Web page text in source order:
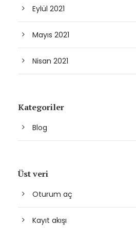
Eylül 2021
Mayıs 2021
Nisan 2021
Kategoriler
Blog
Üst veri
Oturum aç
Kayıt akışı